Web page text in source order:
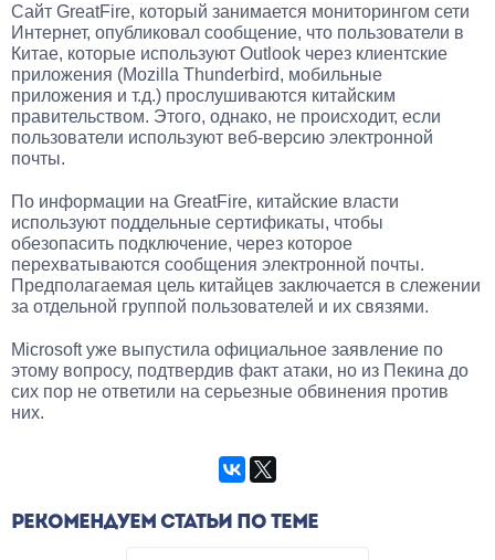
Сайт GreatFire, который занимается мониторингом сети
Интернет, опубликовал сообщение, что пользователи в
Китае, которые используют Outlook через клиентские
приложения (Mozilla Thunderbird, мобильные
приложения и т.д.) прослушиваются китайским
правительством. Этого, однако, не происходит, если
пользователи используют веб-версию электронной
почты.
По информации на GreatFire, китайские власти
используют поддельные сертификаты, чтобы
обезопасить подключение, через которое
перехватываются сообщения электронной почты.
Предполагаемая цель китайцев заключается в слежении
за отдельной группой пользователей и их связями.
Microsoft уже выпустила официальное заявление по
этому вопросу, подтвердив факт атаки, но из Пекина до
сих пор не ответили на серьезные обвинения против
них.
РЕКОМЕНДУЕМ СТАТЬИ ПО ТЕМЕ